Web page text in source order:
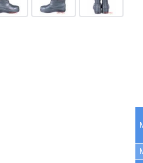
полювання і риболовлі
Camminare Voyager
Fogo